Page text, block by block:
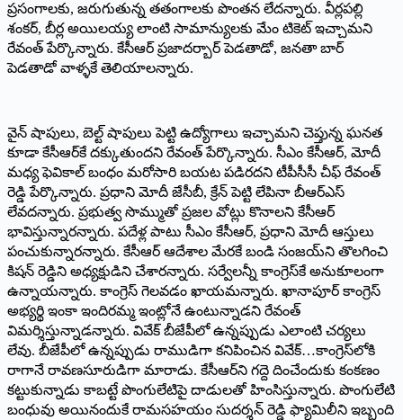
ప్రసంగాలకు, జరుగుతున్న తతంగాలకు పొంతన లేదన్నారు. వీర్లపల్లి
శంకర్‌, బీర్ల అయిలయ్య లాంటి సామాన్యులకు మేం టికెట్‌ ఇచ్చామని
రేవంత్‌ పేర్కొన్నారు. కేసీఆర్‌ ప్రజాదర్బార్‌ పెడతాడో, జనతా బార్‌
పెడతాడో వాళ్ళకే తెలియాలన్నారు.
వైన్‌ షాపులు, బెల్ట్‌ షాపులు పెట్టి ఉద్యోగాలు ఇచ్చామని చెప్తున్న ఘనత
కూడా కేసీఆర్‌కే దక్కుతుందని రేవంత్‌ పేర్కొన్నారు. సీఎం కేసీఆర్‌, మోదీ
మధ్య ఫెవికాల్‌ బంధం మరోసారి బయట పడిరదని టీపీసీసీ చీఫ్‌ రేవంత్‌
రెడ్డి పేర్కొన్నారు. ప్రధాని మోదీ జేసీబీ, క్రేన్‌ పెట్టి లేపినా బీఆర్‌ఎస్‌
లేవదన్నారు. ప్రభుత్వ సొమ్ముతో ప్రజల వోట్లు కొనాలని కేసీఆర్‌
భావిస్తున్నారన్నారు. పదేళ్ల పాటు సీఎం కేసీఆర్‌, ప్రధాని మోదీ ఆస్తులు
పంచుకున్నారన్నారు. కేసీఆర్‌ ఆదేశాల మేరకే బండి సంజయ్‌ని తొలగించి
కిషన్‌ రెడ్డిని అధ్యక్షుడిని చేశారన్నారు. సర్వేలన్నీ కాంగ్రెస్‌కే అనుకూలంగా
ఉన్నాయన్నారు. కాంగ్రెస్‌ గెలవడం ఖాయమన్నారు. ఖానాపూర్‌ కాంగ్రెస్‌
అభ్యర్థి ఇంకా ఇందిరమ్మ ఇంట్లోనే ఉంటున్నాడని రేవంత్‌
విమర్శిస్తున్నాడన్నారు. వివేక్‌ బీజేపీలో ఉన్నప్పుడు ఎలాంటి చర్యలు
లేవు. బీజేపీలో ఉన్నప్పుడు రాముడిగా కనిపించిన వివేక్‌…కాంగ్రెస్‌లోకి
రాగానే రావణసూరుడిగా మారాడు. కేసీఆర్‌ని గద్దె దించేందుకు కంకణం
కట్టుకున్నాడు కాబట్టే పొంగులేటిపై దాడులతో హింసిస్తున్నారు. పొంగులేటి
బంధువు అయినందుకే రామసహయం సుదర్శన్‌ రెడ్డి ఫ్యామిలీని ఇబ్బంది